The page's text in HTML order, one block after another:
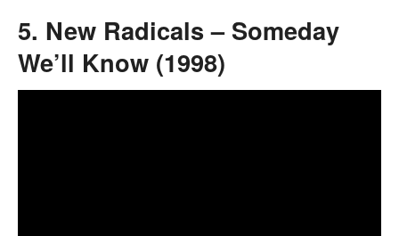
5. New Radicals – Someday
We’ll Know (1998)